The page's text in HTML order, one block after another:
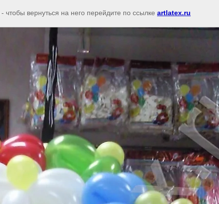
- чтобы вернуться на него перейдите по ссылке artlatex.ru